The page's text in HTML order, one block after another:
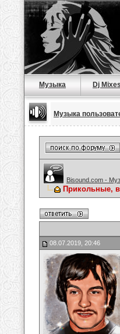
Музыка Dj Mixes
Музыка
Bisound.com -
Прикольные,
08.07.2019, 20:46